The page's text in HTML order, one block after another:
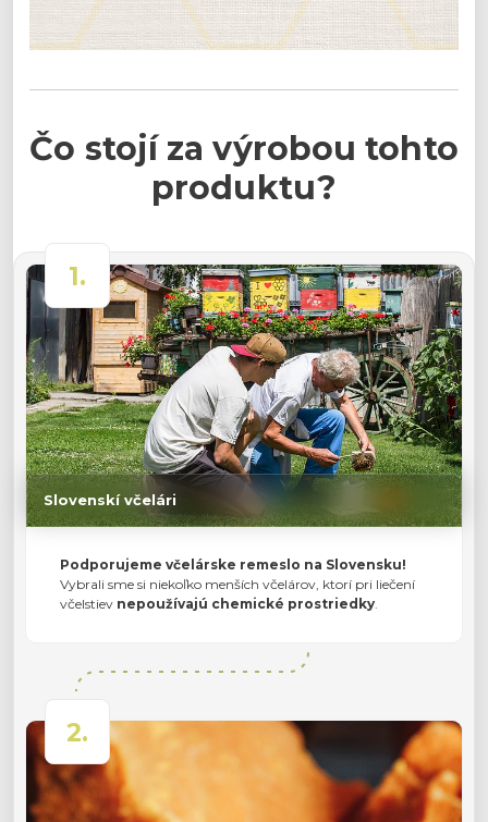
Čo stojí za výrobou tohto
produktu?
1.
Slovenskí včelári
Podporujeme včelárske remeslo na Slovensku!
Vybrali sme si niekoľko menších včelárov, ktorí pri liečení
včelstiev nepoužívajú chemické prostriedky
2.